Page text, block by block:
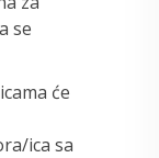
se
će
ica sa